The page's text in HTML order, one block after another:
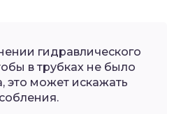
гидравлического
в трубках не было
это может искажать